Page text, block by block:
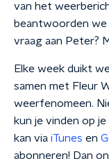
van het
beantwoorden we
vraag aan Peter?
Elke week duikt
samen met Fleur
weerfenomeen.
kun je vinden op
kan via iTunes en
abonneren! Dan